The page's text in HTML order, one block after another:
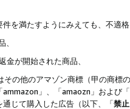
を満たすようにみえても、不適
、
金が開始された商品、
その他のアマゾン商標（甲の商
」、「amaozn」および
じて購入した広告（以下、「禁